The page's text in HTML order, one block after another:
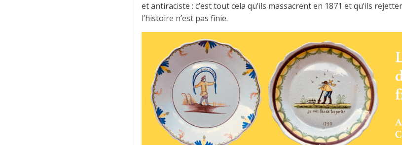
et antiraciste : c’est tout cela qu’ils massacrent en 1871 et qu’ils
l’histoire n’est pas finie.